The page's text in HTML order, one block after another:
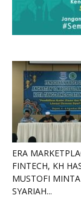
ERA
FINTECH, KH
MUSTOFI
SYARIAH...